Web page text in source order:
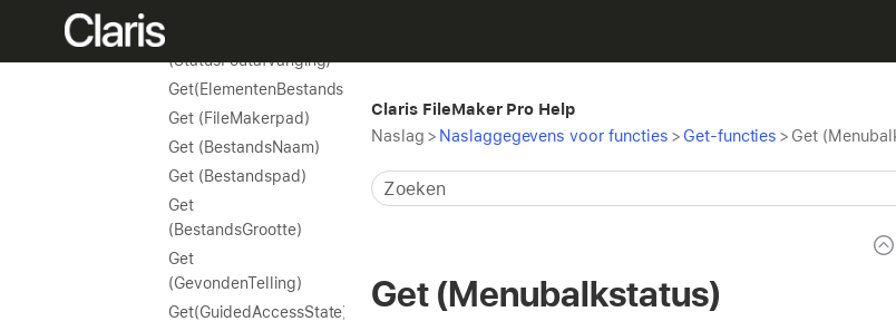
(StatusFoutafvanging)
Get(ElementenBestandslandinstelling)
Get (FileMakerpad)
Get (BestandsNaam)
Get (Bestandspad)
Get
(BestandsGrootte)
Get
(GevondenTelling)
Get(GuidedAccessState)
Claris FileMaker Pro Help
Naslag > Naslaggegevens voor functies > Get-functies > Get
Get (Menubalkstatus)